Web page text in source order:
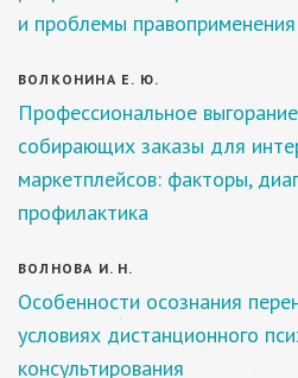
и проблемы правоприменения
ВОЛКОНИНА Е. Ю.
Профессиональное
собирающих заказы для
маркетплейсов: факторы,
профилактика
ВОЛНОВА И. Н.
Особенности осознания
условиях дистанционного
консультирования